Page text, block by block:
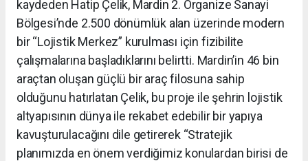
kaydeden Hatip Çelik, Mardin 2. Organize Sanayi
Bölgesi’nde 2.500 dönümlük alan üzerinde modern
bir “Lojistik Merkez” kurulması için fizibilite
çalışmalarına başladıklarını belirtti. Mardin’in 46 bin
araçtan oluşan güçlü bir araç filosuna sahip
olduğunu hatırlatan Çelik, bu proje ile şehrin lojistik
altyapısının dünya ile rekabet edebilir bir yapıya
kavuşturulacağını dile getirerek “Stratejik
planımızda en önem verdiğimiz konulardan birisi de